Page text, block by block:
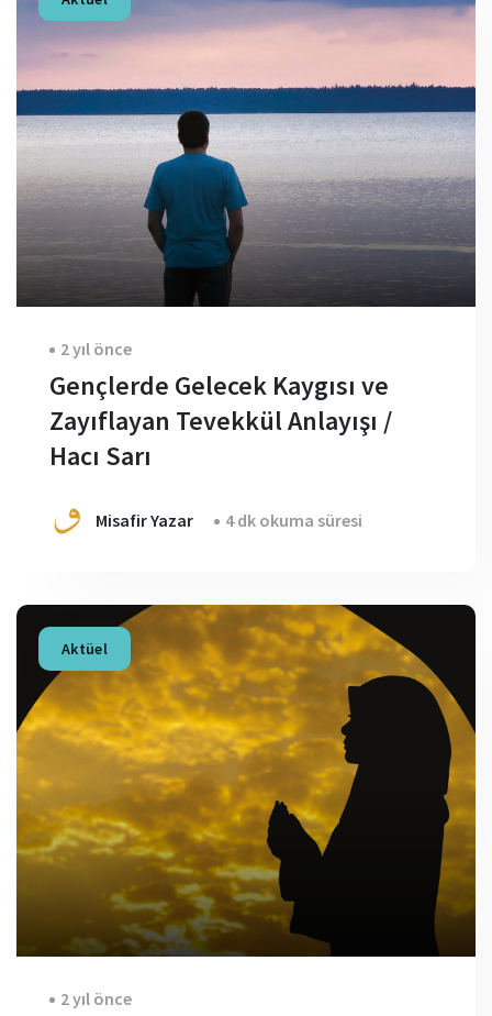
2 yıl önce
Gençlerde Gelecek Kaygısı ve
Zayıflayan Tevekkül Anlayışı /
Hacı Sarı
Misafir Yazar 4 dk okuma süresi
Aktüel
2 yıl önce